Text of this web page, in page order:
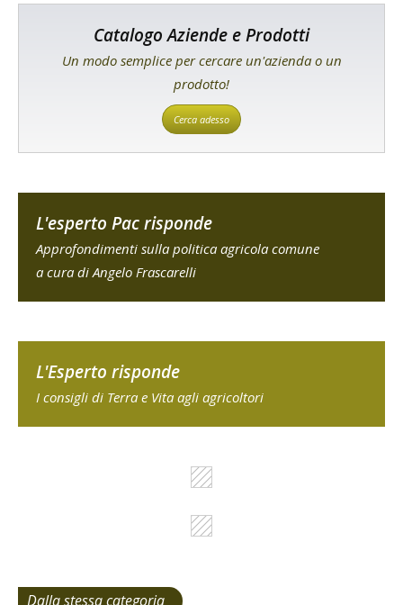
Catalogo Aziende e Prodotti
Un modo semplice per cercare un'azienda o un
prodotto!
Cerca adesso
L'esperto Pac risponde
Approfondimenti sulla politica agricola comune
a cura di Angelo Frascarelli
L'Esperto risponde
I consigli di Terra e Vita agli agricoltori
Dalla stessa categoria